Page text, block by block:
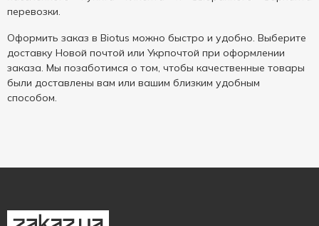
перевозки.
Оформить заказ в Biotus можно быстро и удобно. Выберите
доставку Новой почтой или Укрпочтой при оформлении
заказа. Мы позаботимся о том, чтобы качественные товары
были доставлены вам или вашим близким удобным
способом.